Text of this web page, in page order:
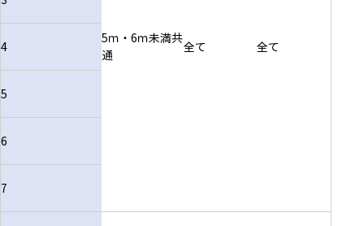
5ｍ・6ｍ未満共
通
全て 全て
4
5
6
7